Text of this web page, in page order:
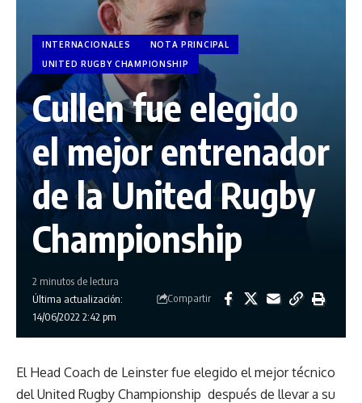
INTERNACIONALES
NOTA PRINCIPAL
UNITED RUGBY CHAMPIONSHIP
Cullen fue elegido
el mejor entrenador
de la United Rugby
Championship
Última actualización:
14/06/2022 2:42 pm
2 minutos de lectura
Compartir
El Head Coach de Leinster fue elegido el mejor técnico
del United Rugby Championship después de llevar a su